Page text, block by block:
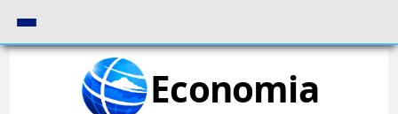
Economia